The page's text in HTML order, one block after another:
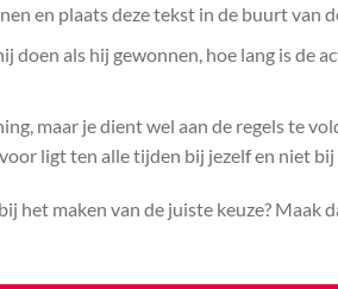
en plaats deze tekst in de buurt van
als hij gewonnen, hoe lang is de
maar je dient wel aan de regels te
ligt ten alle tijden bij jezelf en niet bij
maken van de juiste keuze? Maak